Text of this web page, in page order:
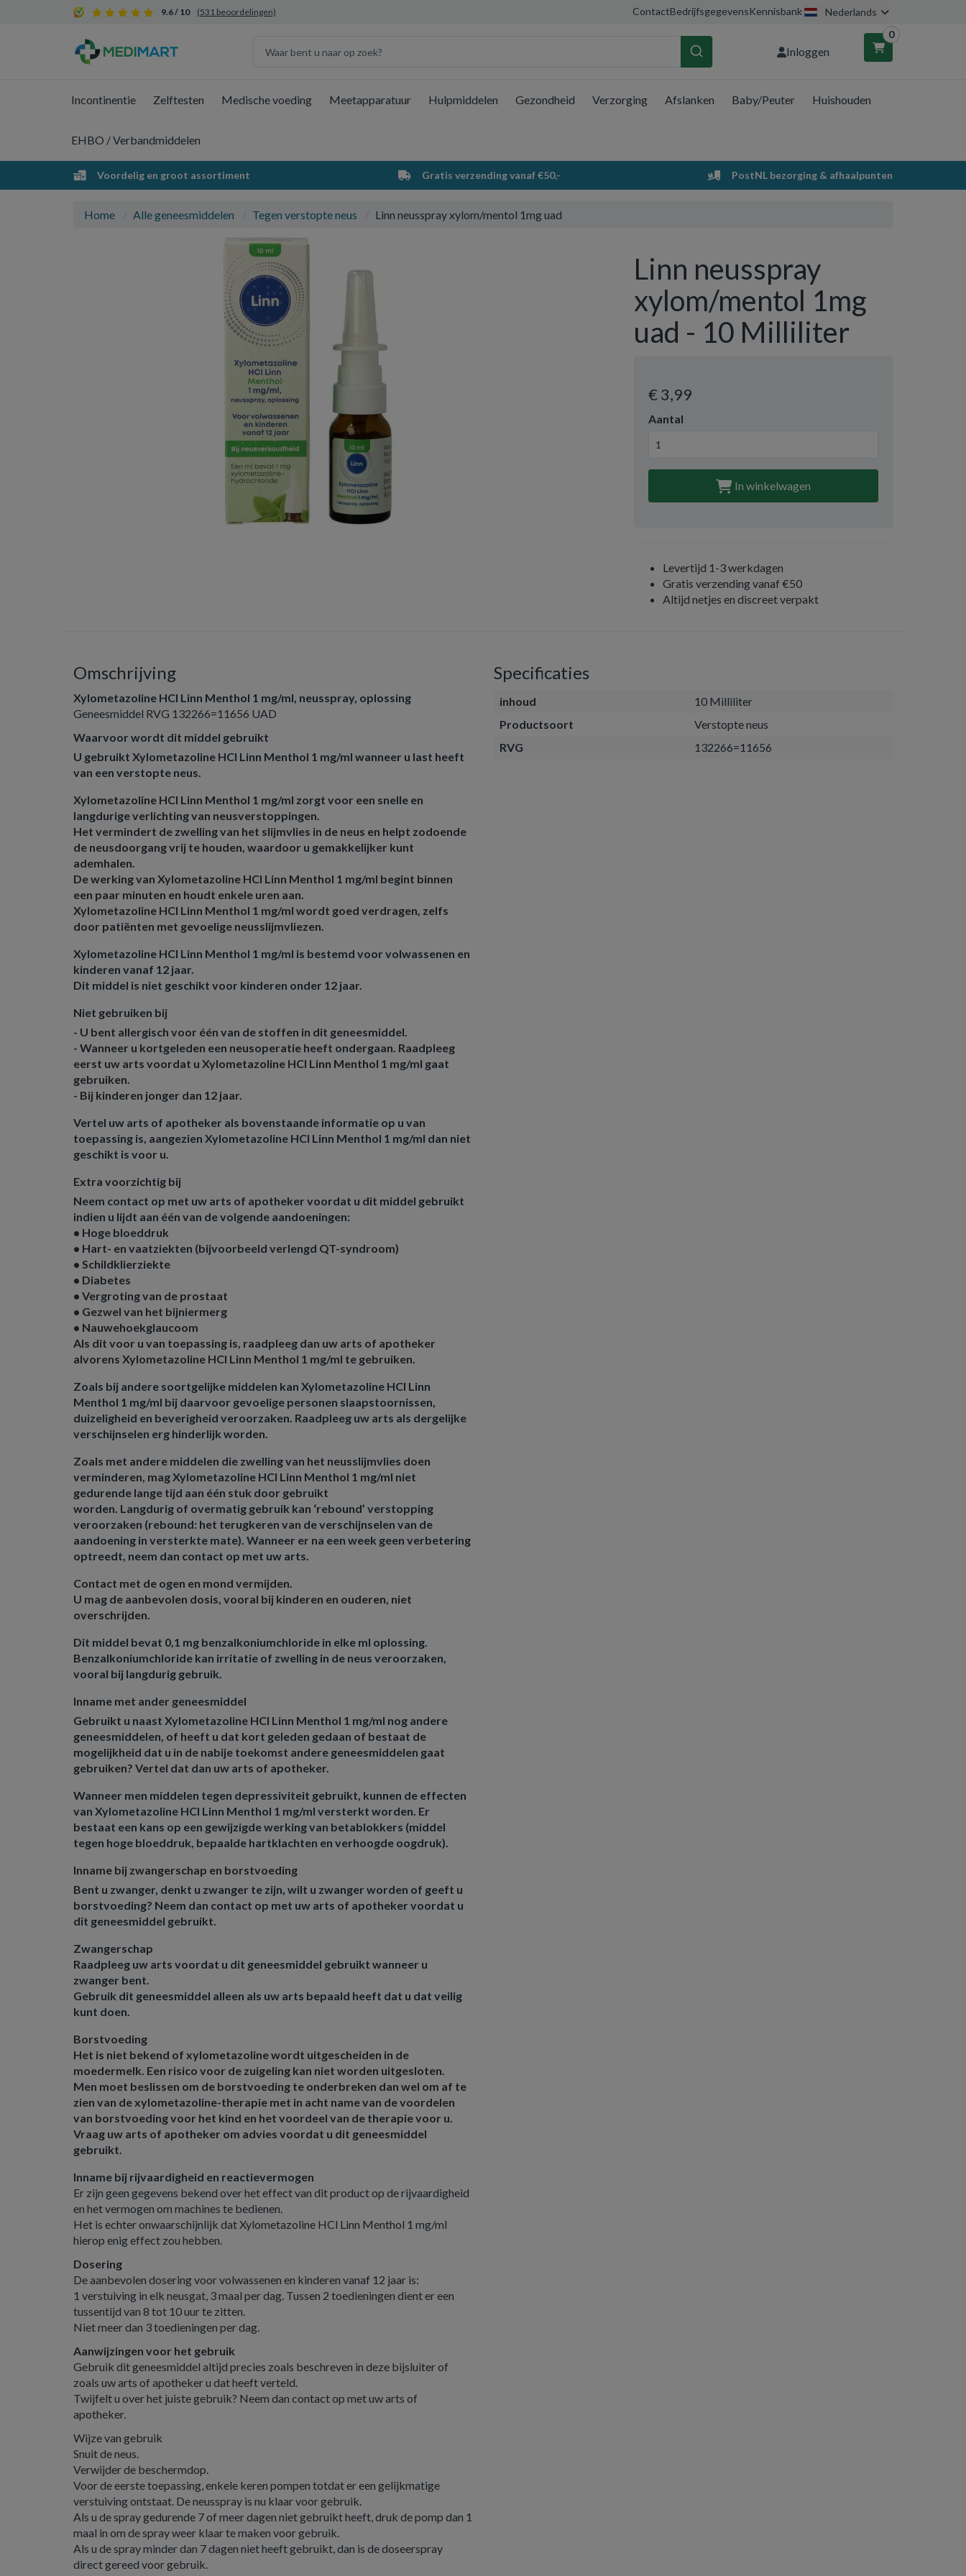
9.6 / 10 (531 beoordelingen) ContactBedrijfsgegevensKennisbank Nederlands
Inloggen
0
Winkelwagen
Uw winkelwagen is leeg.
Vul hem met producten.
Incontinentie Zelftesten Medische voeding Meetapparatuur Hulpmiddelen Gezondheid Verzorging Afslanken Baby/Peuter Huishouden
EHBO / Verbandmiddelen
Voordelig en groot assortiment Gratis verzending vanaf €50,- PostNL bezorging & afhaalpunten
Home Alle geneesmiddelen Tegen verstopte neus Linn neusspray xylom/mentol 1mg uad
Linn neusspray
xylom/mentol 1mg
uad - 10 Milliliter
€ 3,99
Aantal
In winkelwagen
Levertijd 1-3 werkdagen
Gratis verzending vanaf €50
Altijd netjes en discreet verpakt
Omschrijving
Xylometazoline HCl Linn Menthol 1 mg/ml, neusspray, oplossing
Geneesmiddel RVG 132266=11656 UAD
Waarvoor wordt dit middel gebruikt
U gebruikt Xylometazoline HCl Linn Menthol 1 mg/ml wanneer u last heeft
van een verstopte neus.
Xylometazoline HCl Linn Menthol 1 mg/ml zorgt voor een snelle en
langdurige verlichting van neusverstoppingen.
Het vermindert de zwelling van het slijmvlies in de neus en helpt zodoende
de neusdoorgang vrij te houden, waardoor u gemakkelijker kunt
ademhalen.
De werking van Xylometazoline HCl Linn Menthol 1 mg/ml begint binnen
een paar minuten en houdt enkele uren aan.
Xylometazoline HCl Linn Menthol 1 mg/ml wordt goed verdragen, zelfs
door patiënten met gevoelige neusslijmvliezen.
Xylometazoline HCl Linn Menthol 1 mg/ml is bestemd voor volwassenen en
kinderen vanaf 12 jaar.
Dit middel is niet geschikt voor kinderen onder 12 jaar.
Niet gebruiken bij
- U bent allergisch voor één van de stoffen in dit geneesmiddel.
- Wanneer u kortgeleden een neusoperatie heeft ondergaan. Raadpleeg
eerst uw arts voordat u Xylometazoline HCl Linn Menthol 1 mg/ml gaat
gebruiken.
- Bij kinderen jonger dan 12 jaar.
Vertel uw arts of apotheker als bovenstaande informatie op u van
toepassing is, aangezien Xylometazoline HCl Linn Menthol 1 mg/ml dan niet
geschikt is voor u.
Extra voorzichtig bij
Neem contact op met uw arts of apotheker voordat u dit middel gebruikt
indien u lijdt aan één van de volgende aandoeningen:
• Hoge bloeddruk
• Hart- en vaatziekten (bijvoorbeeld verlengd QT-syndroom)
• Schildklierziekte
• Diabetes
• Vergroting van de prostaat
• Gezwel van het bijniermerg
• Nauwehoekglaucoom
Als dit voor u van toepassing is, raadpleeg dan uw arts of apotheker
alvorens Xylometazoline HCl Linn Menthol 1 mg/ml te gebruiken.
Zoals bij andere soortgelijke middelen kan Xylometazoline HCl Linn
Menthol 1 mg/ml bij daarvoor gevoelige personen slaapstoornissen,
duizeligheid en beverigheid veroorzaken. Raadpleeg uw arts als dergelijke
verschijnselen erg hinderlijk worden.
Zoals met andere middelen die zwelling van het neusslijmvlies doen
verminderen, mag Xylometazoline HCl Linn Menthol 1 mg/ml niet
gedurende lange tijd aan één stuk door gebruikt
worden. Langdurig of overmatig gebruik kan ‘rebound’ verstopping
veroorzaken (rebound: het terugkeren van de verschijnselen van de
aandoening in versterkte mate). Wanneer er na een week geen verbetering
optreedt, neem dan contact op met uw arts.
Contact met de ogen en mond vermijden.
U mag de aanbevolen dosis, vooral bij kinderen en ouderen, niet
overschrijden.
Dit middel bevat 0,1 mg benzalkoniumchloride in elke ml oplossing.
Benzalkoniumchloride kan irritatie of zwelling in de neus veroorzaken,
vooral bij langdurig gebruik.
Inname met ander geneesmiddel
Gebruikt u naast Xylometazoline HCl Linn Menthol 1 mg/ml nog andere
geneesmiddelen, of heeft u dat kort geleden gedaan of bestaat de
mogelijkheid dat u in de nabije toekomst andere geneesmiddelen gaat
gebruiken? Vertel dat dan uw arts of apotheker.
Wanneer men middelen tegen depressiviteit gebruikt, kunnen de effecten
van Xylometazoline HCl Linn Menthol 1 mg/ml versterkt worden. Er
bestaat een kans op een gewijzigde werking van betablokkers (middel
tegen hoge bloeddruk, bepaalde hartklachten en verhoogde oogdruk).
Inname bij zwangerschap en borstvoeding
Bent u zwanger, denkt u zwanger te zijn, wilt u zwanger worden of geeft u
borstvoeding? Neem dan contact op met uw arts of apotheker voordat u
dit geneesmiddel gebruikt.
Zwangerschap
Raadpleeg uw arts voordat u dit geneesmiddel gebruikt wanneer u
zwanger bent.
Gebruik dit geneesmiddel alleen als uw arts bepaald heeft dat u dat veilig
kunt doen.
Borstvoeding
Het is niet bekend of xylometazoline wordt uitgescheiden in de
moedermelk. Een risico voor de zuigeling kan niet worden uitgesloten.
Men moet beslissen om de borstvoeding te onderbreken dan wel om af te
zien van de xylometazoline-therapie met in acht name van de voordelen
van borstvoeding voor het kind en het voordeel van de therapie voor u.
Vraag uw arts of apotheker om advies voordat u dit geneesmiddel
gebruikt.
Inname bij rijvaardigheid en reactievermogen
Er zijn geen gegevens bekend over het effect van dit product op de rijvaardigheid
en het vermogen om machines te bedienen.
Het is echter onwaarschijnlijk dat Xylometazoline HCl Linn Menthol 1 mg/ml
hierop enig effect zou hebben.
Dosering
De aanbevolen dosering voor volwassenen en kinderen vanaf 12 jaar is:
1 verstuiving in elk neusgat, 3 maal per dag. Tussen 2 toedieningen dient er een
tussentijd van 8 tot 10 uur te zitten.
Niet meer dan 3 toedieningen per dag.
Aanwijzingen voor het gebruik
Gebruik dit geneesmiddel altijd precies zoals beschreven in deze bijsluiter of
zoals uw arts of apotheker u dat heeft verteld.
Twijfelt u over het juiste gebruik? Neem dan contact op met uw arts of
apotheker.
Wijze van gebruik
Snuit de neus.
Verwijder de beschermdop.
Voor de eerste toepassing, enkele keren pompen totdat er een gelijkmatige
verstuiving ontstaat. De neusspray is nu klaar voor gebruik.
Als u de spray gedurende 7 of meer dagen niet gebruikt heeft, druk de pomp dan 1
maal in om de spray weer klaar te maken voor gebruik.
Als u de spray minder dan 7 dagen niet heeft gebruikt, dan is de doseerspray
direct gereed voor gebruik.
Specificaties
inhoud
10 Milliliter
Productsoort
Verstopte neus
RVG
132266=11656